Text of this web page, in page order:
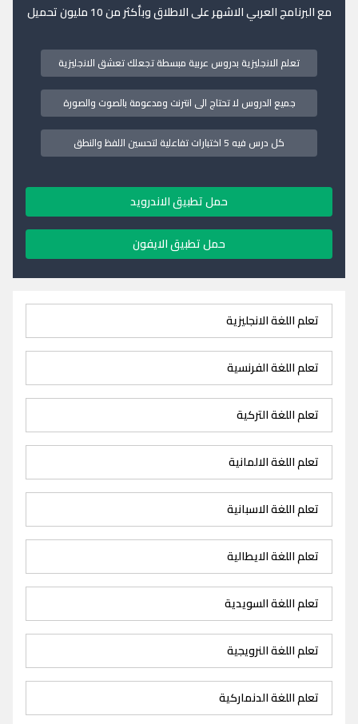
مع البرنامج العربي الاشهر على الاطلاق وبأكثر من 10 مليون تحميل
تعلم الانجليزية بدروس عربية مبسطة تجعلك تعشق الانجليزية
جميع الدروس لا تحتاج الى انترنت ومدعومة بالصوت والصورة
كل درس فيه 5 اختبارات تفاعلية لتحسين اللفظ والنطق
حمل تطبيق الاندرويد
حمل تطبيق الايفون
تعلم اللغة الانجليزية
تعلم اللغة الفرنسية
تعلم اللغة التركية
تعلم اللغة الالمانية
تعلم اللغة الاسبانية
تعلم اللغة الايطالية
تعلم اللغة السويدية
تعلم اللغة النرويجية
تعلم اللغة الدنماركية